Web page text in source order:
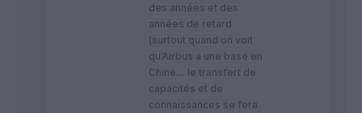
des années et des
années de retard
(surtout quand on voit
qu’Airbus a une base en
Chine… le transfert de
capacités et de
connaissances se fera